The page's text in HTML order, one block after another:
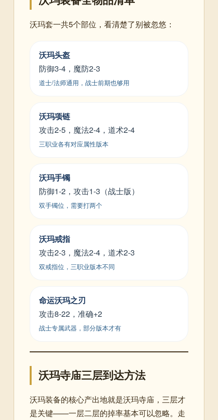
沃玛套一共5个部位，看清楚了别被忽悠：
沃玛头盔
防御3-4，魔防2-3
道士/法师通用，战士前期也够用
沃玛项链
攻击2-5，魔法2-4，道术2-4
三职业各有对应属性版本
沃玛手镯
防御1-2，攻击1-3（战士版）
双手镯位，需要打两个
沃玛戒指
攻击2-3，魔法2-4，道术2-3
双戒指位，三职业版本不同
命运沃玛之刃
攻击8-22，准确+2
战士专属武器，部分版本才有
沃玛寺庙三层到达方法
沃玛装备的核心产出地就是沃玛寺庙，三层才
是关键——一层二层的掉率基本可以忽略。走